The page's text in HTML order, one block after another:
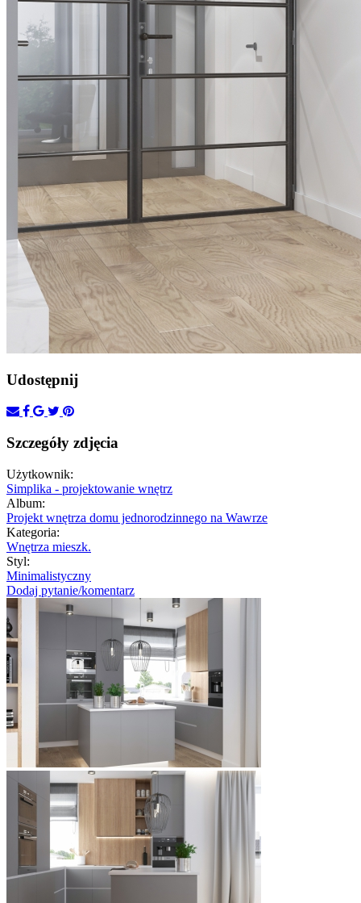
Udostępnij
Szczegóły zdjęcia
Użytkownik:
Simplika - projektowanie wnętrz
Album:
Projekt wnętrza domu jednorodzinnego na Wawrze
Kategoria:
Wnętrza mieszk.
Styl:
Minimalistyczny
Dodaj pytanie/komentarz